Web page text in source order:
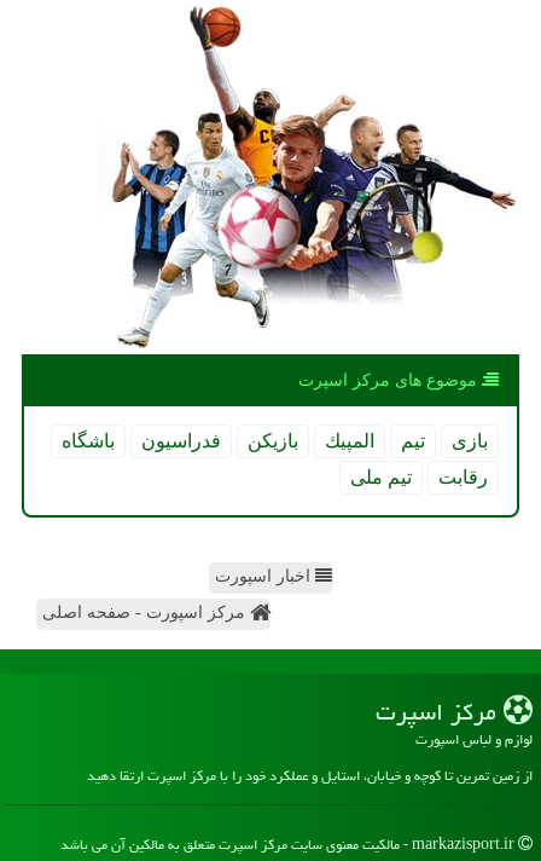
موضوع های مركز اسپرت
بازی تیم المپیك بازیكن فدراسیون
باشگاه
رقابت
تیم ملی
اخبار اسپورت
مرکز اسپورت - صفحه اصلی
مركز اسپرت
لوازم و لباس اسپورت
از زمین تمرین تا کوچه و خیابان، استایل و عملکرد خود را با مرکز اسپرت ارتقا دهید